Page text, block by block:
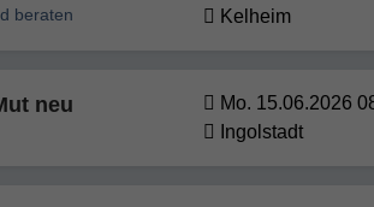
beraten
Kelheim
neu
Mo. 15.06.2026
Ingolstadt